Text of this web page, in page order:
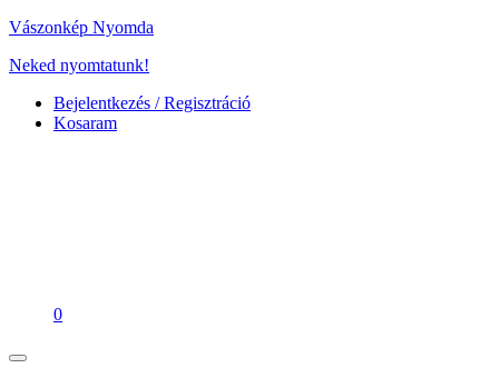
Vászonkép Nyomda
Neked nyomtatunk!
Bejelentkezés / Regisztráció
Kosaram
0